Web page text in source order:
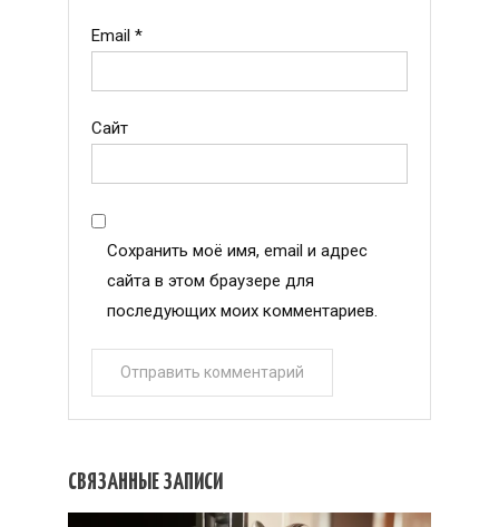
Email *
Сайт
Сохранить моё имя, email и адрес
сайта в этом браузере для
последующих моих комментариев.
СВЯЗАННЫЕ ЗАПИСИ